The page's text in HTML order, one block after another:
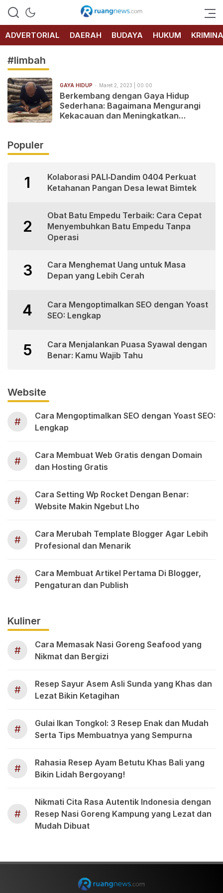
RUANG
NEWS
ADVERTORIAL
DAERAH BUDAYA HUKUM
#limbah
GAYA HIDUP Maret 2, 2023 | 00:00
Berkembang dengan Gaya Hidup
Sederhana: Bagaimana Mengurangi
Kekacauan dan Meningkatkan
Populer
1
Kolaborasi PALI‑Dandim 0404 Perkuat
Ketahanan Pangan Desa lewat Bimtek
2
Obat Batu Empedu Terbaik: Cara Cepat
Menyembuhkan Batu Empedu Tanpa
Operasi
3
Cara Menghemat Uang untuk Masa
Depan yang Lebih Cerah
4
Cara Mengoptimalkan SEO dengan Yoast
SEO: Lengkap
5
Cara Menjalankan Puasa Syawal dengan
Benar: Kamu Wajib Tahu
Website
#
Cara Mengoptimalkan SEO dengan Yoast SEO:
Lengkap
#
Cara Membuat Web Gratis dengan Domain
dan Hosting Gratis
#
Cara Setting Wp Rocket Dengan Benar:
Website Makin Ngebut Lho
#
Cara Merubah Template Blogger Agar Lebih
Profesional dan Menarik
#
Cara Membuat Artikel Pertama Di Blogger,
Pengaturan dan Publish
Kuliner
#
Cara Memasak Nasi Goreng Seafood yang
Nikmat dan Bergizi
#
Resep Sayur Asem Asli Sunda yang Khas dan
Lezat Bikin Ketagihan
#
Gulai Ikan Tongkol: 3 Resep Enak dan Mudah
Serta Tips Membuatnya yang Sempurna
#
Rahasia Resep Ayam Betutu Khas Bali yang
Bikin Lidah Bergoyang!
#
Nikmati Cita Rasa Autentik Indonesia dengan
Resep Nasi Goreng Kampung yang Lezat dan
Mudah Dibuat